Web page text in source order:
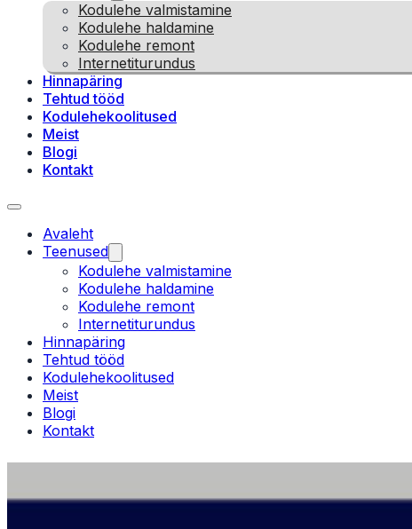
Kodulehe valmistamine
Kodulehe haldamine
Kodulehe remont
Internetiturundus
Hinnapäring
Tehtud tööd
Kodulehekoolitused
Meist
Blogi
Kontakt
Avaleht
Teenused
Kodulehe valmistamine
Kodulehe haldamine
Kodulehe remont
Internetiturundus
Hinnapäring
Tehtud tööd
Kodulehekoolitused
Meist
Blogi
Kontakt